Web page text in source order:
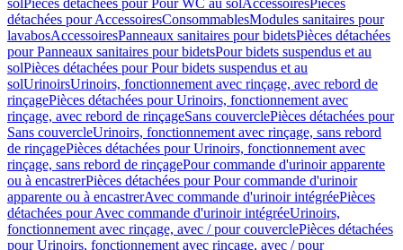
solPièces détachées pour Pour WC au solAccessoiresPièces
détachées pour AccessoiresConsommablesModules sanitaires pour
lavabosAccessoiresPanneaux sanitaires pour bidetsPièces détachées
pour Panneaux sanitaires pour bidetsPour bidets suspendus et au
solPièces détachées pour Pour bidets suspendus et au
solUrinoirsUrinoirs, fonctionnement avec rinçage, avec rebord de
rinçagePièces détachées pour Urinoirs, fonctionnement avec
rinçage, avec rebord de rinçageSans couverclePièces détachées pour
Sans couvercleUrinoirs, fonctionnement avec rinçage, sans rebord
de rinçagePièces détachées pour Urinoirs, fonctionnement avec
rinçage, sans rebord de rinçagePour commande d'urinoir apparente
ou à encastrerPièces détachées pour Pour commande d'urinoir
apparente ou à encastrerAvec commande d'urinoir intégréePièces
détachées pour Avec commande d'urinoir intégréeUrinoirs,
fonctionnement avec rinçage, avec / pour couverclePièces détachées
pour Urinoirs, fonctionnement avec rinçage, avec / pour